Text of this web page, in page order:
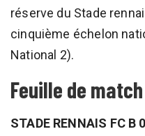
réserve du Stade
cinquième échelon
National 2).
Feuille de match
STADE RENNAIS FC B